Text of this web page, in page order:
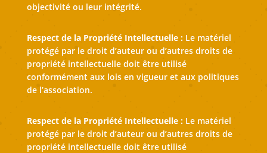
objectivité ou leur intégrité.
Respect de la Propriété Intellectuelle : Le matériel
protégé par le droit d’auteur ou d’autres droits de
propriété intellectuelle doit être utilisé
conformément aux lois en vigueur et aux politiques
de l’association.
Respect de la Propriété Intellectuelle : Le matériel
protégé par le droit d’auteur ou d’autres droits de
propriété intellectuelle doit être utilisé